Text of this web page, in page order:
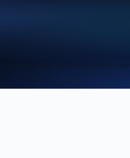
cara. Cada oferta tem prazo